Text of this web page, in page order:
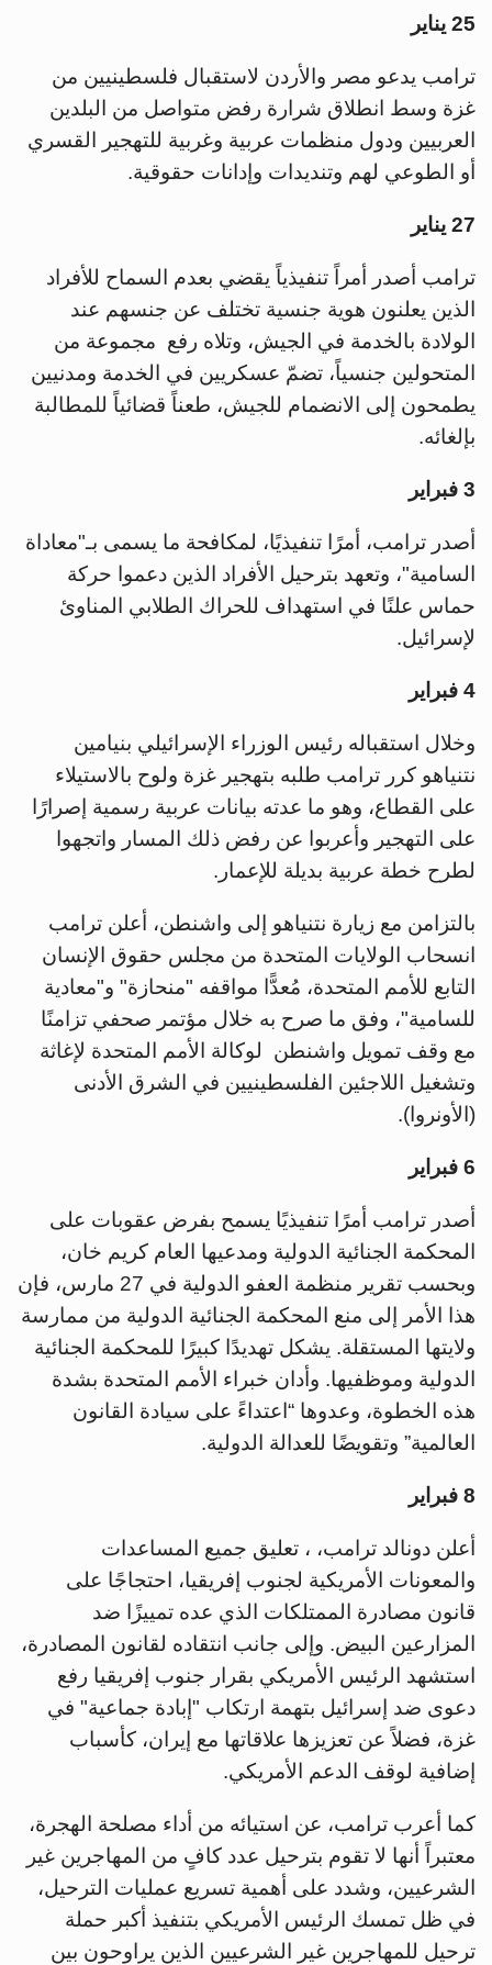
25 يناير
ترامب يدعو مصر والأردن لاستقبال فلسطينيين من
غزة وسط انطلاق شرارة رفض متواصل من البلدين
العربيين ودول منظمات عربية وغربية للتهجير القسري
أو الطوعي لهم وتنديدات وإدانات حقوقية.
27 يناير
ترامب أصدر أمراً تنفيذياً يقضي بعدم السماح للأفراد
الذين يعلنون هوية جنسية تختلف عن جنسهم عند
الولادة بالخدمة في الجيش، وتلاه رفع مجموعة من
المتحولين جنسياً، تضمّ عسكريين في الخدمة ومدنيين
يطمحون إلى الانضمام للجيش، طعناً قضائياً للمطالبة
بإلغائه.
3 فبراير
أصدر ترامب، أمرًا تنفيذيًا، لمكافحة ما يسمى بـ"معاداة
السامية"، وتعهد بترحيل الأفراد الذين دعموا حركة
حماس علنًا في استهداف للحراك الطلابي المناوئ
لإسرائيل.
4 فبراير
وخلال استقباله رئيس الوزراء الإسرائيلي بنيامين
نتنياهو كرر ترامب طلبه بتهجير غزة ولوح بالاستيلاء
على القطاع، وهو ما عدته بيانات عربية رسمية إصرارًا
على التهجير وأعربوا عن رفض ذلك المسار واتجهوا
لطرح خطة عربية بديلة للإعمار.
بالتزامن مع زيارة نتنياهو إلى واشنطن، أعلن ترامب
انسحاب الولايات المتحدة من مجلس حقوق الإنسان
التابع للأمم المتحدة، مُعدًّا مواقفه "منحازة" و"معادية
للسامية"، وفق ما صرح به خلال مؤتمر صحفي تزامنًا
مع وقف تمويل واشنطن لوكالة الأمم المتحدة لإغاثة
وتشغيل اللاجئين الفلسطينيين في الشرق الأدنى
(الأونروا).
6 فبراير
أصدر ترامب أمرًا تنفيذيًا يسمح بفرض عقوبات على
المحكمة الجنائية الدولية ومدعيها العام كريم خان،
وبحسب تقرير منظمة العفو الدولية في 27 مارس، فإن
هذا الأمر إلى منع المحكمة الجنائية الدولية من ممارسة
ولايتها المستقلة. يشكل تهديدًا كبيرًا للمحكمة الجنائية
الدولية وموظفيها. وأدان خبراء الأمم المتحدة بشدة
هذه الخطوة، وعدوها “اعتداءً على سيادة القانون
العالمية” وتقويضًا للعدالة الدولية.
8 فبراير
أعلن دونالد ترامب، ، تعليق جميع المساعدات
والمعونات الأمريكية لجنوب إفريقيا، احتجاجًا على
قانون مصادرة الممتلكات الذي عده تمييزًا ضد
المزارعين البيض. وإلى جانب انتقاده لقانون المصادرة،
استشهد الرئيس الأمريكي بقرار جنوب إفريقيا رفع
دعوى ضد إسرائيل بتهمة ارتكاب "إبادة جماعية" في
غزة، فضلاً عن تعزيزها علاقاتها مع إيران، كأسباب
إضافية لوقف الدعم الأمريكي.
كما أعرب ترامب، عن استيائه من أداء مصلحة الهجرة،
معتبراً أنها لا تقوم بترحيل عدد كافٍ من المهاجرين غير
الشرعيين، وشدد على أهمية تسريع عمليات الترحيل،
في ظل تمسك الرئيس الأمريكي بتنفيذ أكبر حملة
ترحيل للمهاجرين غير الشرعيين الذين يراوحون بين